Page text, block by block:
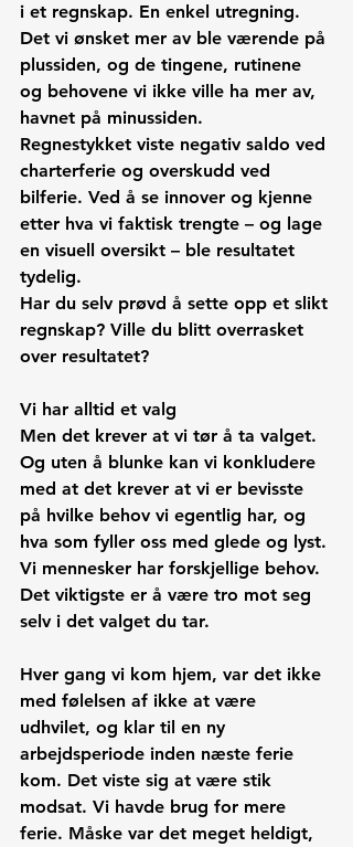
i et regnskap. En enkel utregning.
Det vi ønsket mer av ble værende på
plussiden, og de tingene, rutinene
og behovene vi ikke ville ha mer av,
havnet på minussiden.
Regnestykket viste negativ saldo ved
charterferie og overskudd ved
bilferie. Ved å se innover og kjenne
etter hva vi faktisk trengte – og lage
en visuell oversikt – ble resultatet
tydelig.
Har du selv prøvd å sette opp et slikt
regnskap? Ville du blitt overrasket
over resultatet?
Vi har alltid et valg
Men det krever at vi tør å ta valget.
Og uten å blunke kan vi konkludere
med at det krever at vi er bevisste
på hvilke behov vi egentlig har, og
hva som fyller oss med glede og lyst.
Vi mennesker har forskjellige behov.
Det viktigste er å være tro mot seg
selv i det valget du tar.
Hver gang vi kom hjem, var det ikke
med følelsen af ikke at være
udhvilet, og klar til en ny
arbejdsperiode inden næste ferie
kom. Det viste sig at være stik
modsat. Vi havde brug for mere
ferie. Måske var det meget heldigt,